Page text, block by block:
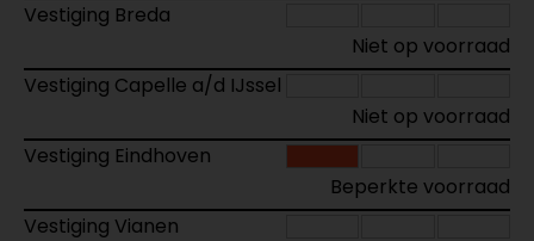
Vestiging Breda
Niet op voorraad
Vestiging Capelle a/d IJssel
Niet op voorraad
Vestiging Eindhoven
Beperkte voorraad
Vestiging Vianen